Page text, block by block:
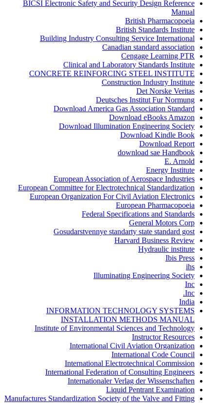
BICSI Electronic Safety and Security Design Reference
Manual
British Pharmacopoeia
British Standards Institute
Building Industry Consulting Service International
Canadian standard association
Cengage Learning PTR
Clinical and Laboratory Standards Institute
CONCRETE REINFORCING STEEL INSTITUTE
Construction Industry Institute
Det Norske Veritas
Deutsches Institut Fur Normung
Download America Gas Association Standard
Download eBooks Amazon
Download Illumination Engineering Society
Download Kindle Book
Download Report
download sae Handbook
E. Arnold
Energy Institute
European Association of Aerospace Industries
European Committee for Electrotechnical Standardization
European Organization For Civil Aviation Electronics
European Pharmacopoeia
Federal Specifications and Standards
General Motors Corp
Gosudarstvennye standarty state standard gost
Harvard Business Review
Hydraulic institute
Ibis Press
ihs
Illuminating Engineering Society
Inc
Inc.
India
INFORMATION TECHNOLOGY SYSTEMS
INSTALLATION METHODS MANUAL
Institute of Environmental Sciences and Technology
Instructor Resources
International Civil Aviation Organization
International Code Council
International Electrotechnical Commission
International Federation of Consulting Engineers
Internationaler Verlag der Wissenschaften
Liquid Pentrant Examination
Manufactures Standardization Society of the Valve and Fitting